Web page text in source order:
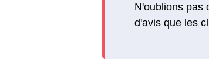
N'oublions pas
d'avis que les